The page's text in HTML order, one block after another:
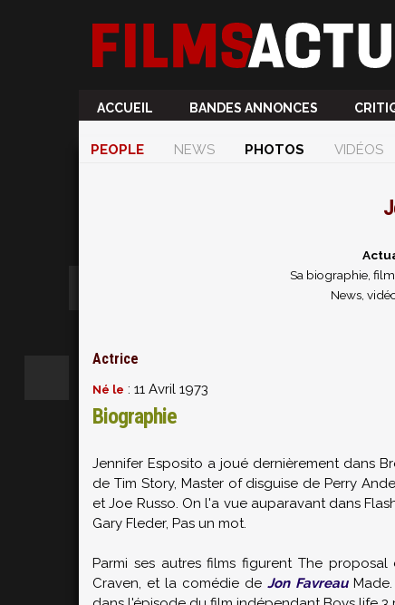
ACCUEIL BANDES ANNONCES
PEOPLE NEWS PHOTOS VIDÉOS
Sa biographie,
News,
Actrice
Né le : 11 Avril 1973
Biographie
Jennifer Esposito a joué dernièrement dans
de Tim Story, Master of disguise de Perry
et Joe Russo. On l'a vue auparavant dans
Gary Fleder, Pas un mot.
Parmi ses autres films figurent The proposal
Craven, et la comédie de Jon FavreauMade.